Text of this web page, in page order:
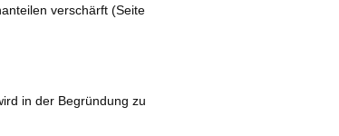
verschärft (Seite
in der Begründung zu